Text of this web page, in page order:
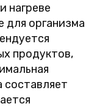
нагреве
для организма
продуктов,
составляет